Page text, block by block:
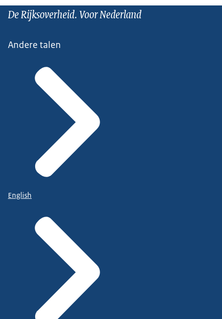
De Rijksoverheid. Voor Nederland
Andere talen
English